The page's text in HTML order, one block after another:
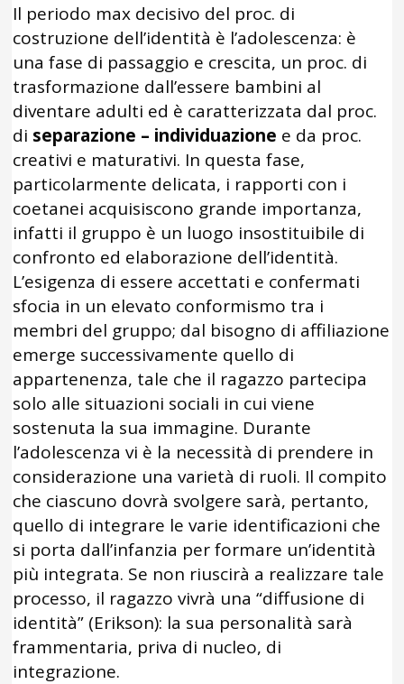
Il periodo max decisivo del proc. di
costruzione dell’identità è l’adolescenza: è
una fase di passaggio e crescita, un proc. di
trasformazione dall’essere bambini al
diventare adulti ed è caratterizzata dal proc.
di separazione – individuazione e da proc.
creativi e maturativi. In questa fase,
particolarmente delicata, i rapporti con i
coetanei acquisiscono grande importanza,
infatti il gruppo è un luogo insostituibile di
confronto ed elaborazione dell’identità.
L’esigenza di essere accettati e confermati
sfocia in un elevato conformismo tra i
membri del gruppo; dal bisogno di affiliazione
emerge successivamente quello di
appartenenza, tale che il ragazzo partecipa
solo alle situazioni sociali in cui viene
sostenuta la sua immagine. Durante
l’adolescenza vi è la necessità di prendere in
considerazione una varietà di ruoli. Il compito
che ciascuno dovrà svolgere sarà, pertanto,
quello di integrare le varie identificazioni che
si porta dall’infanzia per formare un’identità
più integrata. Se non riuscirà a realizzare tale
processo, il ragazzo vivrà una “diffusione di
identità” (Erikson): la sua personalità sarà
frammentaria, priva di nucleo, di
integrazione.